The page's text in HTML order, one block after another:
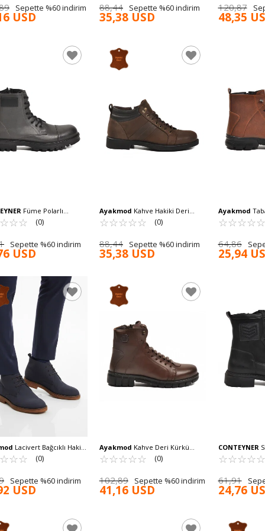
Sepette %60 indirim
USD
88,44 Sepette %60 indirim
35,38 USD
120,87
48,35
Füme Polarlı
Bağcıklı Kaymaz Erkek
M
☆☆☆
★★★ (0)
Sepette %60 indirim
USD
Ayakmod Kahve Hakiki Deri
Kaymaz Taban Erkek Bot 02832 M
☆☆☆☆☆
★★★★★ (0)
88,44 Sepette %60 indirim
35,38 USD
Ayakmod
Kaymaz
M
☆☆☆☆☆
★★★★★
64,86
25,94
Lacivert Bağcıklı Hakiki
Klasik Bot Po 235 M
☆☆☆
★★★ (0)
Sepette %60 indirim
USD
Ayakmod Kahve Deri Kürkü
Soğuğa Dirençli Kaymaz Erkek
Bot 2K8518 M
☆☆☆☆☆
★★★★★ (0)
102,89 Sepette %60 indirim
41,16 USD
CONTEYNER
Kaymaz Taban
☆☆☆☆☆
★★★★★
61,91
24,76